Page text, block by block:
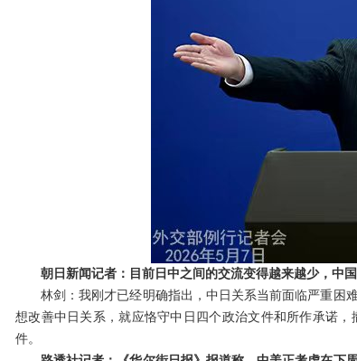
朝日新闻记者：目前日中之间的交流变得越来越少，中
林剑：我刚才已经明确指出，中日关系当前面临严重困
想改善中日关系，就应恪守中日四个政治文件和所作承诺
件。